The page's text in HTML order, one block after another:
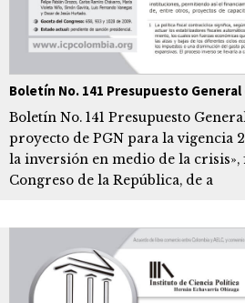
Boletín No. 141 Presupuesto General
Boletín No. 141 Presupuesto
proyecto de PGN para la vigencia
la inversión en medio de la crisis»,
Congreso de la República, de a